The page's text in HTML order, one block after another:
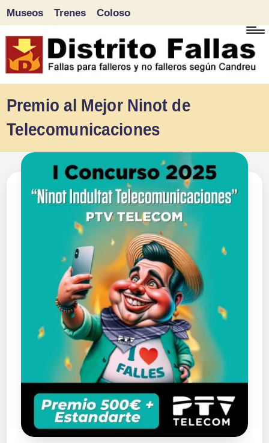
Saltar
al
Museos Trenes Coloso
Premio al Mejor Ninot de
Telecomunicaciones